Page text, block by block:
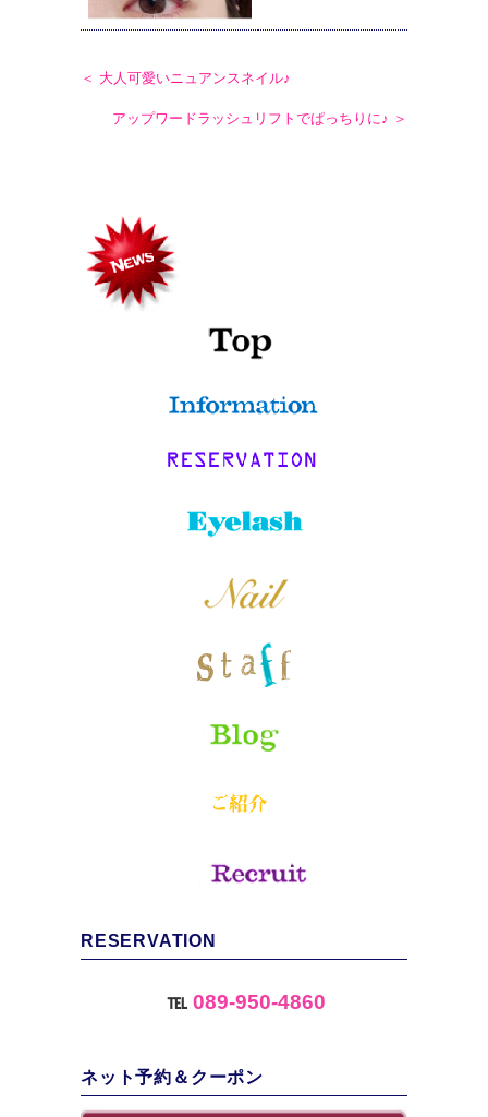
＜ 大人可愛いニュアンスネイル♪
アップワードラッシュリフトでぱっちりに♪ ＞
RESERVATION
℡ 089-950-4860
ネット予約＆クーポン